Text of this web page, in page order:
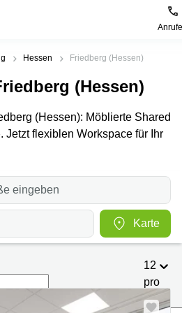
Hessen Friedberg (Hessen)
(Hessen)
(Hessen): Möblierte Shared
Jetzt flexiblen Workspace für Ihr
Karte
12
pro
Seite